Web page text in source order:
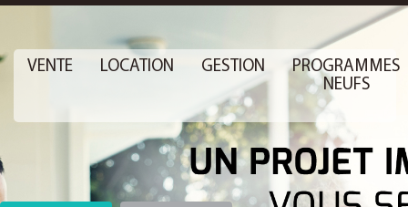
VENTE LOCATION GESTION
PROGRAMMES
NEUFS